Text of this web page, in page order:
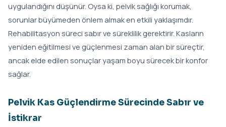
uygulandığını düşünür. Oysa ki, pelvik sağlığı korumak,
sorunlar büyümeden önlem almak en etkili yaklaşımdır.
Rehabilitasyon süreci sabır ve süreklilik gerektirir. Kasların
yeniden eğitilmesi ve güçlenmesi zaman alan bir süreçtir,
ancak elde edilen sonuçlar yaşam boyu sürecek bir konfor
sağlar.
Pelvik Kas Güçlendirme Sürecinde Sabır ve
İstikrar